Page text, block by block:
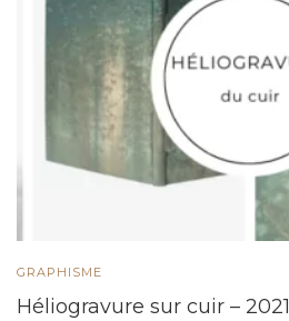
GRAPHISME
Héliogravure sur cuir – 2021